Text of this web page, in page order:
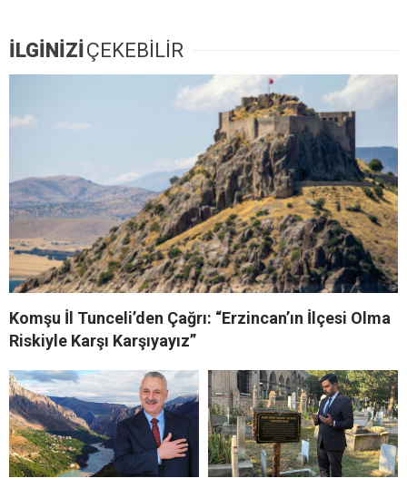
İLGİNİZİ ÇEKEBİLİR
Komşu İl Tunceli’den Çağrı: “Erzincan’ın İlçesi Olma
Riskiyle Karşı Karşıyayız”